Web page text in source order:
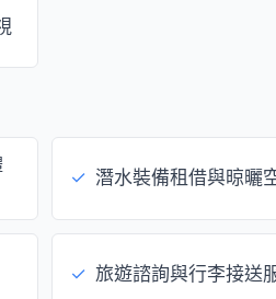
✓ 潛水裝備租借與晾曬
✓ 旅遊諮詢與行李接送